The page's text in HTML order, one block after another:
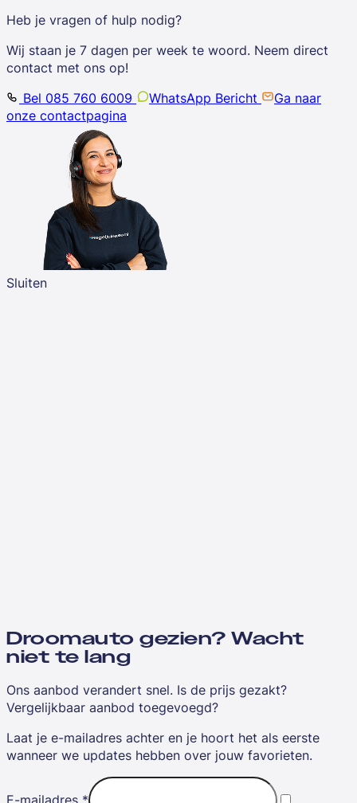
Heb je vragen of hulp nodig?
Wij staan je 7 dagen per week te woord. Neem direct
contact met ons op!
Bel 085 760 6009
WhatsApp Bericht
Ga naar
onze contactpagina
Sluiten
Droomauto gezien? Wacht
niet te lang
Ons aanbod verandert snel. Is de prijs gezakt?
Vergelijkbaar aanbod toegevoegd?
Laat je e-mailadres achter en je hoort het als eerste
wanneer we updates hebben over jouw favorieten.
E-mailadres *